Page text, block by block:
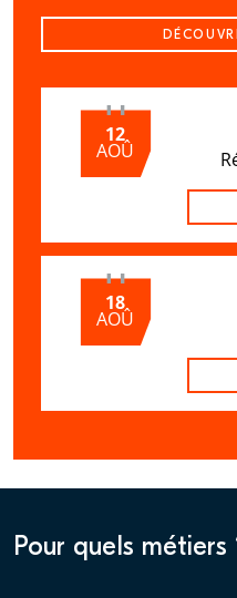
12
AOÛ
18
AOÛ
Pour quels métiers